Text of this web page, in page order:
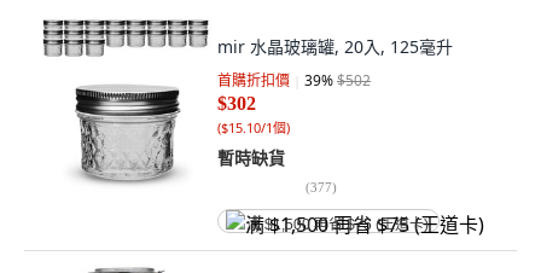
mir 水晶玻璃罐, 20入, 125毫升
首購折扣價 39%$502
$302
($15.10/1個)
暫時缺貨
(377)
满 $1,500 再省 $75 (王道卡)